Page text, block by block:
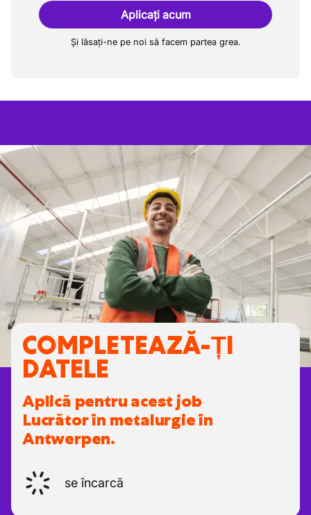
Aplicați acum
Și lăsați-ne pe noi să facem partea grea.
COMPLETEAZĂ-ȚI
DATELE
Aplică pentru acest job
Lucrător în metalurgie în
Antwerpen.
se încarcă